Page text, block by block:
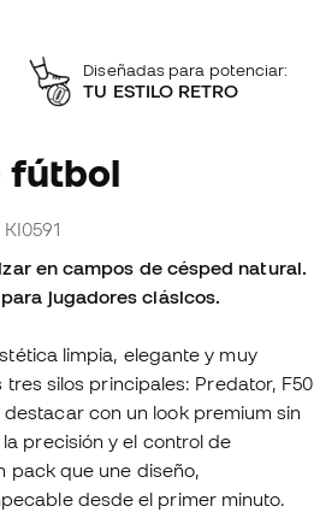
Diseñadas para potenciar:
TU ESTILO RETRO
fútbol
en campos de césped natural.
jugadores clásicos.
limpia, elegante y muy
silos principales: Predator, F50
con un look premium sin
precisión y el control de
pack que une diseño,
desde el primer minuto.